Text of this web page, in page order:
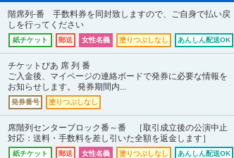
階席列-番 手数料券を同封致しますので、ご自身で払い戻
しを行ってください
紙チケット 郵送 女性名義 塗りつぶしなし あんしん配送OK
チケットぴあ 席 列 番
ご入金後、マイページの連絡ボードで発券に必要な情報を
お知らせします。 発券期間内...
発券番号 塗りつぶしなし
席階列センターブロック番～番 ［取引成立後の公演中止
対応：送料・手数料を差し引いた全額を返金します］
紙チケット 郵送 女性名義 塗りつぶしなし あんしん配送OK